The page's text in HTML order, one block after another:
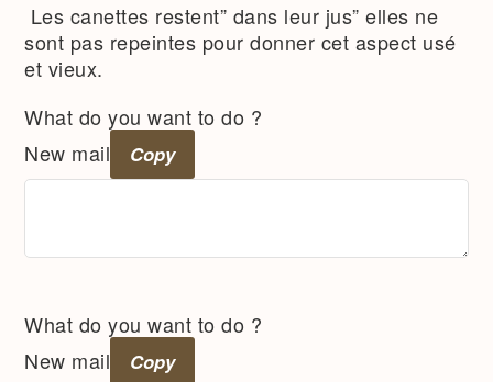
Les canettes restent” dans leur jus” elles ne
sont pas repeintes pour donner cet aspect usé
et vieux.
What do you want to do ?
New mail
Copy
What do you want to do ?
New mail
Copy